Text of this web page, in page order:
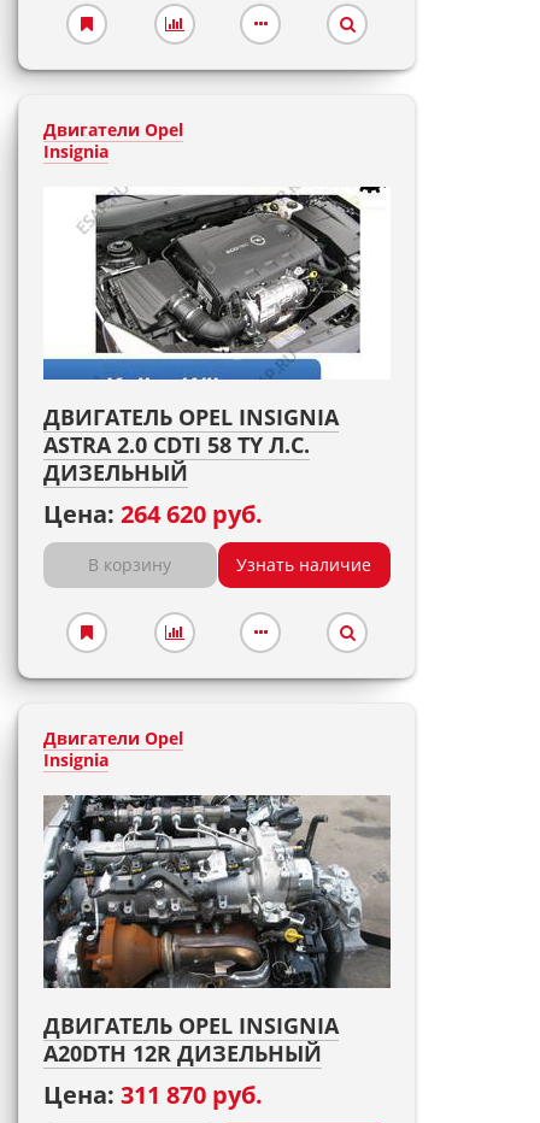
Двигатели Opel
Insignia
ДВИГАТЕЛЬ OPEL INSIGNIA
ASTRA 2.0 CDTI 58 TY Л.С.
ДИЗЕЛЬНЫЙ
Цена: 264 620 руб.
В корзину Узнать наличие
Двигатели Opel
Insignia
ДВИГАТЕЛЬ OPEL INSIGNIA
A20DTH 12R ДИЗЕЛЬНЫЙ
Цена: 311 870 руб.